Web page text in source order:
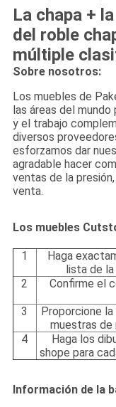
La chapa +
del roble
múltiple
Sobre nosotros:
Los muebles de
las áreas del
y el trabajo
diversos
esforzamos dar
agradable hacer
ventas de la
venta.
Los muebles
1
Haga
lista de
2
Confirme el
3
Proporcione
muestras de
4
Haga los
shope para
Información de la